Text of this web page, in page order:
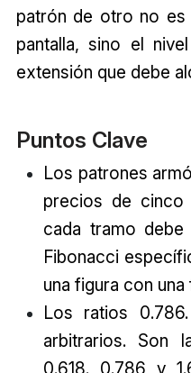
patrón de otro no
pantalla, sino el
extensión que debe
Puntos Clave
Los patrones
precios de cinco
cada tramo
Fibonacci
una figura con
Los ratios
arbitrarios. Son